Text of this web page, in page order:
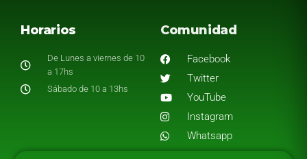
Horarios
De Lunes a viernes de 10
a 17hs
Sábado de 10 a 13hs
Comunidad
Facebook
Twitter
YouTube
Instagram
Whatsapp